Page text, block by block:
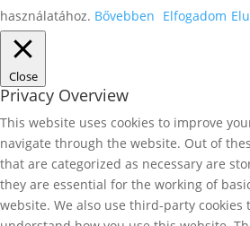
használatához. Bővebben Elfogadom
Close
Privacy Overview
This website uses cookies to improve
navigate through the website. Out of
that are categorized as necessary are
they are essential for the working of
website. We also use third-party cookies